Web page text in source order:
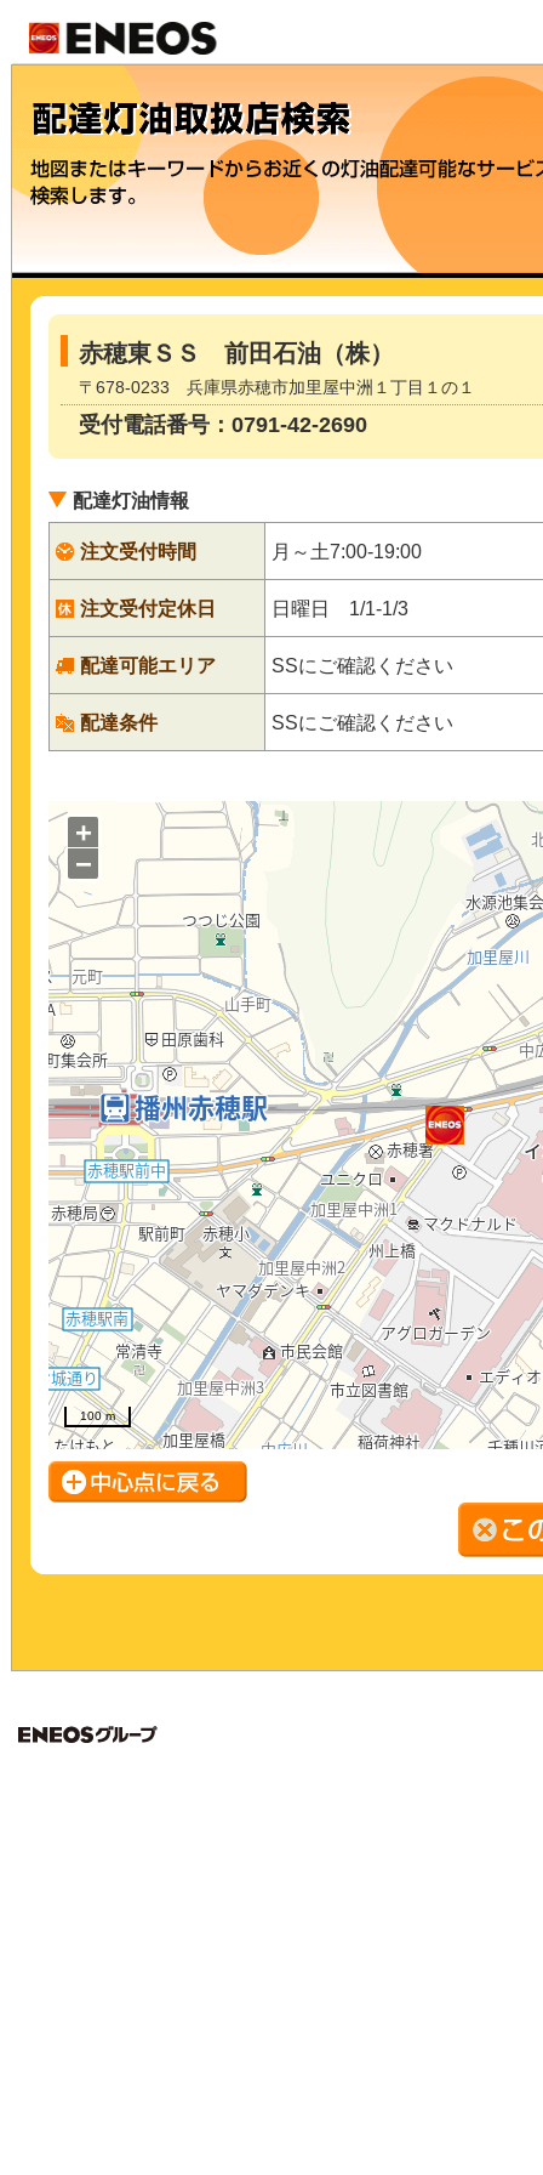
赤穂東ＳＳ 前田石油（株）
〒678-0233 兵庫県赤穂市加里屋中洲１丁目１の１
受付電話番号：0791-42-2690
配達灯油情報
注文受付時間 月～土7:00-19:00
注文受付定休日 日曜日 1/1-1/3
配達可能エリア SSにご確認ください
配達条件 SSにご確認ください
+
−
100 m